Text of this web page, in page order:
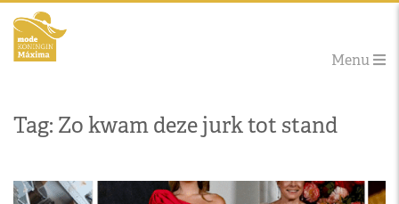
Menu
Tag: Zo kwam deze jurk tot stand